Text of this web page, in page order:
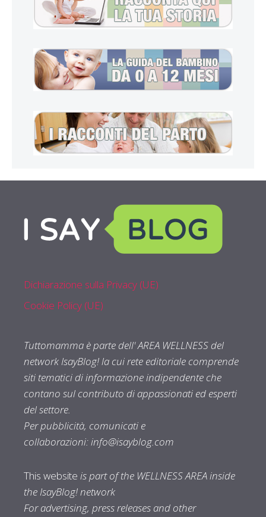
Dichiarazione sulla Privacy (UE)
Cookie Policy (UE)
Tuttomamma è parte dell' AREA WELLNESS del
network IsayBlog! la cui rete editoriale comprende
siti tematici di informazione indipendente che
contano sul contributo di appassionati ed esperti
del settore.
Per pubblicità, comunicati e
collaborazioni:info@isayblog.com
This website is part of the WELLNESS AREA inside
the IsayBlog! network
For advertising, press releases and other